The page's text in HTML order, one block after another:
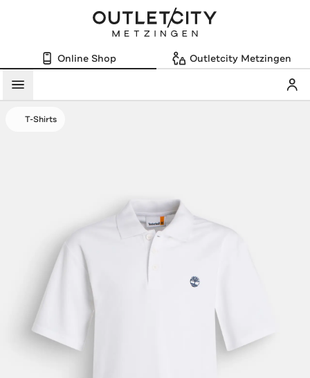
Online Shop Outletcity Metzingen
Menü
T-Shirts